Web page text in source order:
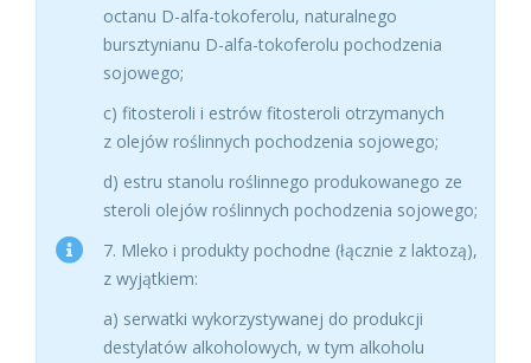
octanu D-alfa-tokoferolu, naturalnego
bursztynianu D-alfa-tokoferolu pochodzenia
sojowego;
c) fitosteroli i estrów fitosteroli otrzymanych
z olejów roślinnych pochodzenia sojowego;
d) estru stanolu roślinnego produkowanego ze
steroli olejów roślinnych pochodzenia sojowego;
7. Mleko i produkty pochodne (łącznie z laktozą),
z wyjątkiem:
a) serwatki wykorzystywanej do produkcji
destylatów alkoholowych, w tym alkoholu